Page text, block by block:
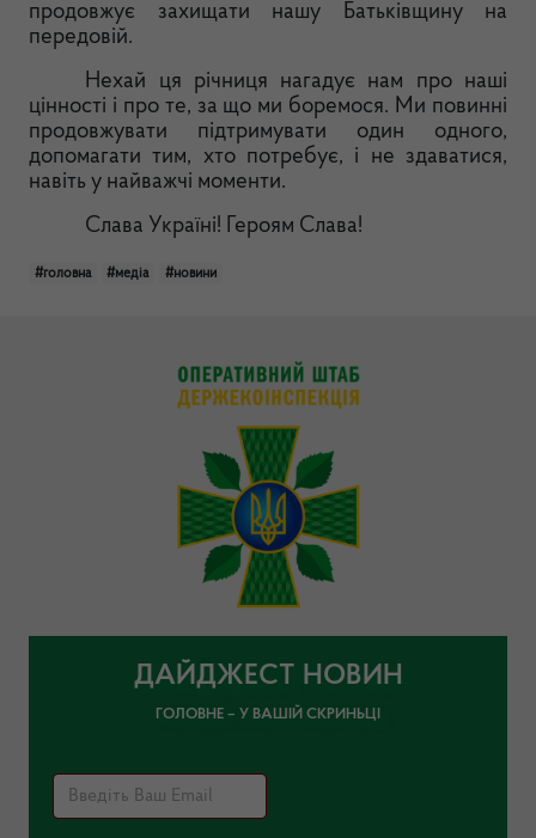
продовжує захищати нашу Батьківщину на
передовій.
Нехай ця річниця нагадує нам про наші
цінності і про те, за що ми боремося. Ми повинні
продовжувати підтримувати один одного,
допомагати тим, хто потребує, і не здаватися,
навіть у найважчі моменти.
Слава Україні! Героям Слава!
#головна #медіа #новини
ДАЙДЖЕСТ НОВИН
ГОЛОВНЕ – У ВАШІЙ СКРИНЬЦІ